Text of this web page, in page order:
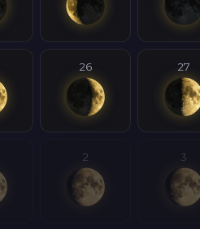
26 27
2 3